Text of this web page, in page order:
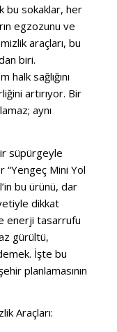
bu sokaklar, her
egzozunu ve
araçları, bu
biri.
sağlığını
artırıyor. Bir
aynı
süpürgeyle
“Yengeç Mini Yol
bu ürünü, dar
dikkat
enerji tasarrufu
gürültü,
İşte bu
planlamasının
Araçları: